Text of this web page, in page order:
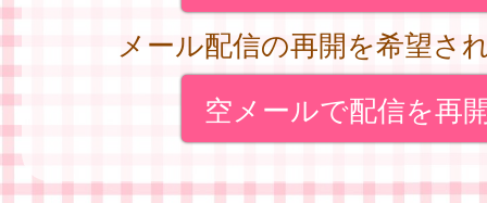
メール配信の再開を希望さ
空メールで配信を再